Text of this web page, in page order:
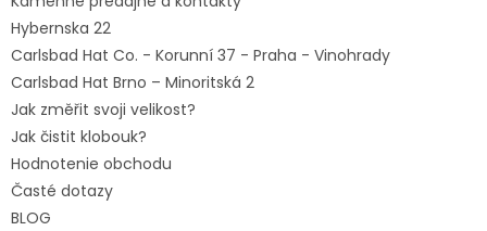
Hybernska 22
Carlsbad Hat Co. - Korunní 37 - Praha - Vinohrady
Carlsbad Hat Brno – Minoritská 2
Jak změřit svoji velikost?
Jak čistit klobouk?
Hodnotenie obchodu
Časté dotazy
BLOG